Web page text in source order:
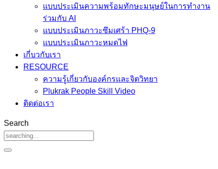
แบบประเมินความพร้อมทักษะมนุษย์ในการทำงาน
ร่วมกับ AI
แบบประเมินภาวะซึมเศร้า PHQ-9
แบบประเมินภาวะหมดไฟ
เกี่บวกับเรา
RESOURCE
ความรู้เกี่ยวกับองค์กรและจิตวิทยา
Plukrak People Skill Video
ติดต่อเรา
Search